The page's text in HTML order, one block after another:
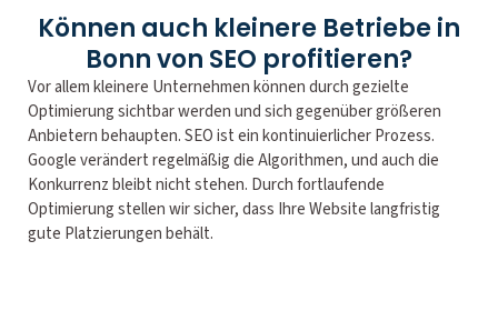
Können auch kleinere Betriebe in
Bonn von SEO profitieren?
Vor allem kleinere Unternehmen können durch gezielte
Optimierung sichtbar werden und sich gegenüber größeren
Anbietern behaupten. SEO ist ein kontinuierlicher Prozess.
Google verändert regelmäßig die Algorithmen, und auch die
Konkurrenz bleibt nicht stehen. Durch fortlaufende
Optimierung stellen wir sicher, dass Ihre Website langfristig
gute Platzierungen behält.